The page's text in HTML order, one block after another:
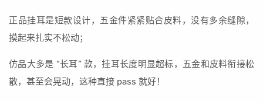
正品挂耳是短款设计，五金件紧紧贴合皮料，没有多余缝隙，
摸起来扎实不松动；
仿品大多是 “长耳” 款，挂耳长度明显超标，五金和皮料衔接松
散，甚至会晃动，这种直接 pass 就好！